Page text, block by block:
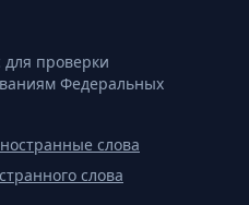
проверки
Федеральных
слова
слова